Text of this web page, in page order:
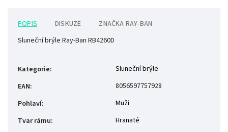
POPIS DISKUZE ZNAČKA RAY-BAN
Sluneční brýle Ray-Ban RB4260D
Kategorie:
Sluneční brýle
EAN:
8056597757928
Pohlaví:
Muži
Tvar rámu:
Hranaté